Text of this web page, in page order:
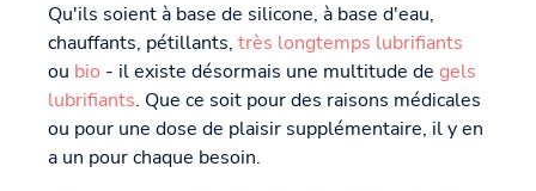
Qu'ils soient à base de silicone, à base d'eau,
chauffants, pétillants, très longtemps lubrifiants
ou bio - il existe désormais une multitude de gels
lubrifiants. Que ce soit pour des raisons médicales
ou pour une dose de plaisir supplémentaire, il y en
a un pour chaque besoin.